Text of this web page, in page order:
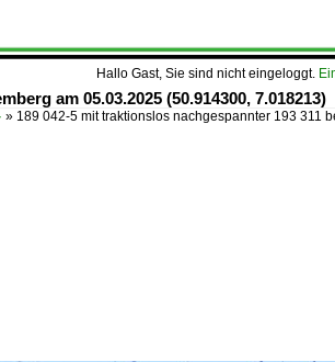
Hallo Gast, Sie sind nicht eingeloggt.
am 05.03.2025 (50.914300, 7.018213)
» 189 042-5 mit traktionslos nachgespannter 193 311